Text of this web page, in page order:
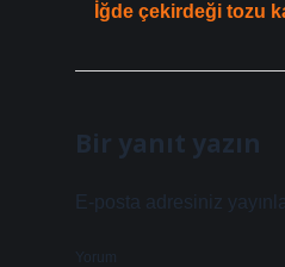
İğde çekirdeği tozu
Bir yanıt yazın
E-posta adresiniz
Yorum